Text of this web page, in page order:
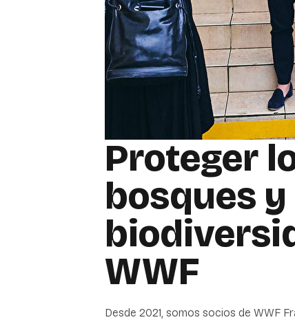
Proteger
bosques y
WWF
Desde 2021, somos socios de WWF